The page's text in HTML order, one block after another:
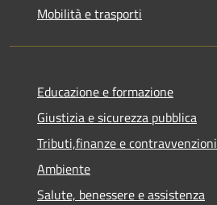
Mobilità e trasporti
Educazione e formazione
Giustizia e sicurezza pubblica
Tributi,finanze e contravvenzioni
Ambiente
Salute, benessere e assistenza